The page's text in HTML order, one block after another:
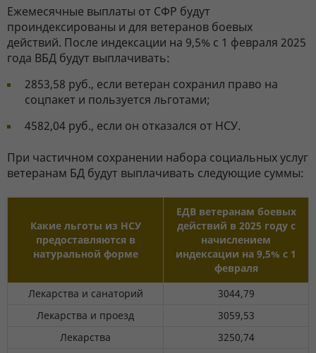
Ежемесячные выплаты от СФР будут
проиндексированы и для ветеранов боевых
действий. После индексации на 9,5% с 1 февраля 2025
года ВБД будут выплачивать:
2853,58 руб., если ветеран сохранил право на
соцпакет и пользуется льготами;
4582,04 руб., если он отказался от НСУ.
При частичном сохранении набора социальных услуг
ветеранам БД будут выплачивать следующие суммы:
Какие льготы из НСУ
предоставляются в
натуральной форме
ЕДВ ветеранам боевых
действий в 2025 году с
начислением
индексации на 9,5% с 1
февраля
Лекарства и санаторий
3044,79
Лекарства и проезд
3059,53
Лекарства
3250,74